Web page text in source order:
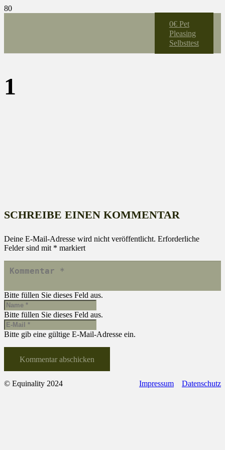
0€ Pet
Pleasing
Selbsttest
1
SCHREIBE EINEN KOMMENTAR
Deine E-Mail-Adresse wird nicht veröffentlicht. Erforderliche
Felder sind mit * markiert
Bitte füllen Sie dieses Feld aus.
Bitte füllen Sie dieses Feld aus.
Bitte gib eine gültige E-Mail-Adresse ein.
Kommentar abschicken
© Equinality 2024 Impressum Datenschutz